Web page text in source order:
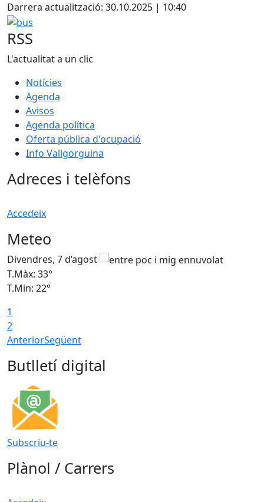
Darrera actualització: 30.10.2025 | 10:40
bus
RSS
L'actualitat a un clic
Notícies
Agenda
Avisos
Agenda política
Oferta pública d'ocupació
Info Vallgorguina
Adreces i telèfons
Accedeix
Meteo
Divendres, 7 d’agost
T.Màx: 33°
T.Min: 22°
1
2
AnteriorSegüent
Butlletí digital
Subscriu-te
Plànol / Carrers